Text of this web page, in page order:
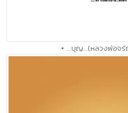
• ...บุญ...(หลวงพ่อจ